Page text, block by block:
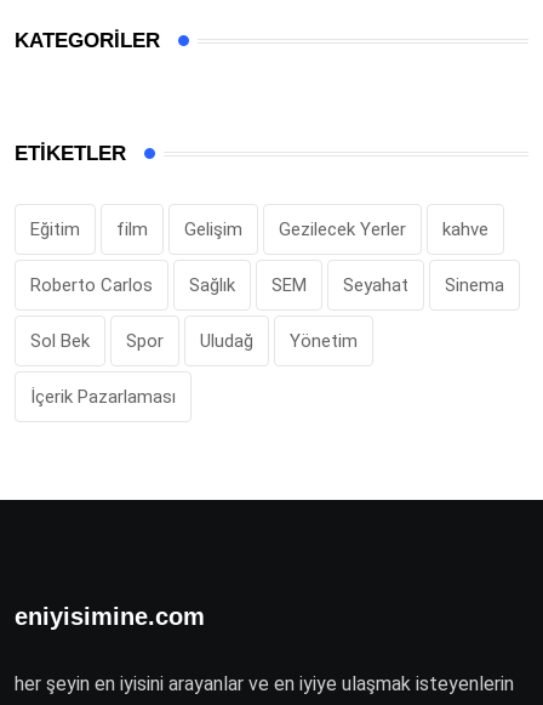
KATEGORILER
ETIKETLER
Eğitim film Gelişim Gezilecek Yerler kahve
Roberto Carlos Sağlık SEM Seyahat Sinema
Sol Bek Spor Uludağ Yönetim
İçerik Pazarlaması
eniyisimine.com
her şeyin en iyisini arayanlar ve en iyiye ulaşmak isteyenlerin